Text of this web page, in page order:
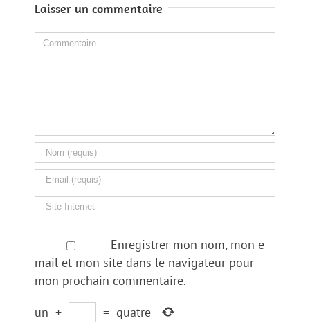
Laisser un commentaire
Comment
Enregistrer mon nom, mon e-
mail et mon site dans le navigateur pour
mon prochain commentaire.
un + = quatre